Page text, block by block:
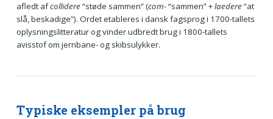
afledt afcollidere“støde sammen” (com-“sammen” +laedere“at
slå, beskadige”). Ordet etableres i dansk fagsprog i 1700-tallets
oplysningslitteratur og vinder udbredt brug i 1800-tallets
avisstof om jernbane- og skibsulykker.
Typiske eksempler på brug